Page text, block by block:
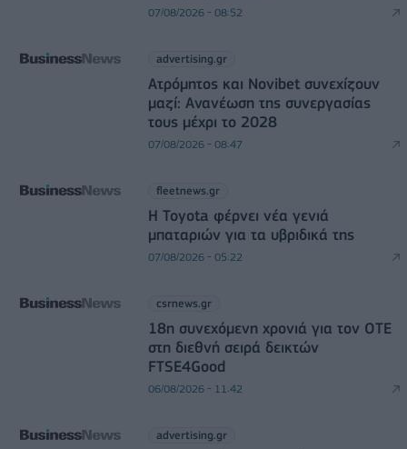
07/08/2026 - 08:52
advertising.gr
Ατρόμητος και Novibet συνεχίζουν
μαζί: Ανανέωση της συνεργασίας
τους μέχρι το 2028
07/08/2026 - 08:47
fleetnews.gr
Η Toyota φέρνει νέα γενιά
μπαταριών για τα υβριδικά της
07/08/2026 - 05:22
csrnews.gr
18η συνεχόμενη χρονιά για τον ΟΤΕ
στη διεθνή σειρά δεικτών
FTSE4Good
06/08/2026 - 11:42
advertising.gr